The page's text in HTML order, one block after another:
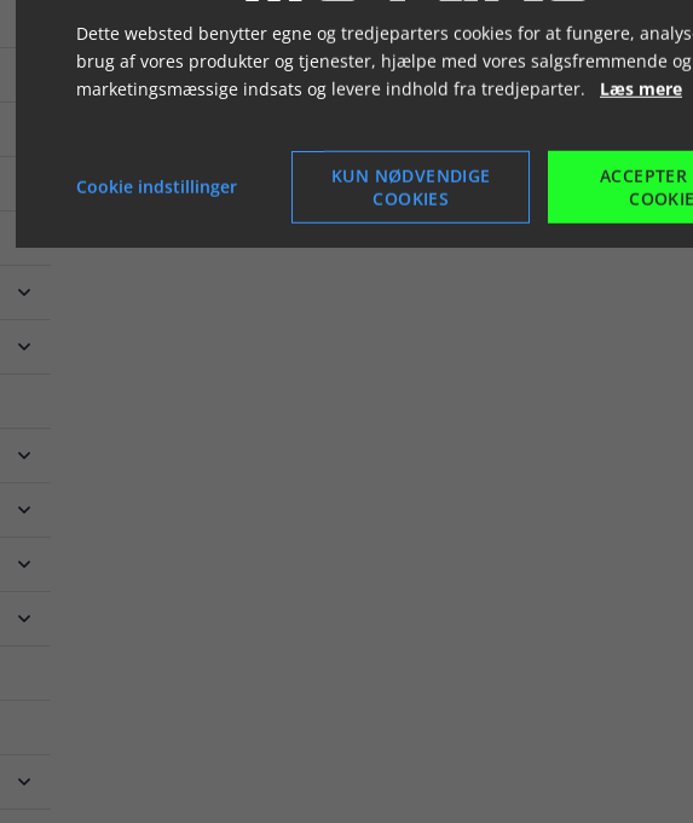







Dette websted benytter egne og tredjeparters cookies for at fungere,
brug af vores produkter og tjenester, hjælpe med vores salgsfremmende og
marketingsmæssige indsats og levere indhold fra tredjeparter. Læs mere
Cookie indstillinger
KUN NØDVENDIGE
COOKIES